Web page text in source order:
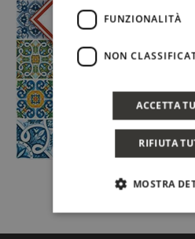
FUNZIONALITÀ
NON
ACCETTA
RIFIUTA
MOSTRA